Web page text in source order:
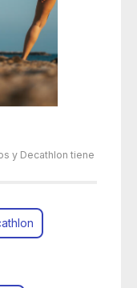
y Decathlon tiene